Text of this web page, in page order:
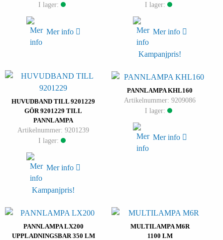
I lager:
Mer info
I lager:
Mer info
Kampanjpris!
HUVUDBAND TILL 9201229
GÖR 9201229 TILL
PANNLAMPA
Artikelnummer: 9201239
I lager:
Mer info
Kampanjpris!
PANNLAMPA KHL160
Artikelnummer: 9209086
I lager:
Mer info
PANNLAMPA LX200
UPPLADNINGSBAR 350 LM
MULTILAMPA M6R
1100 LM